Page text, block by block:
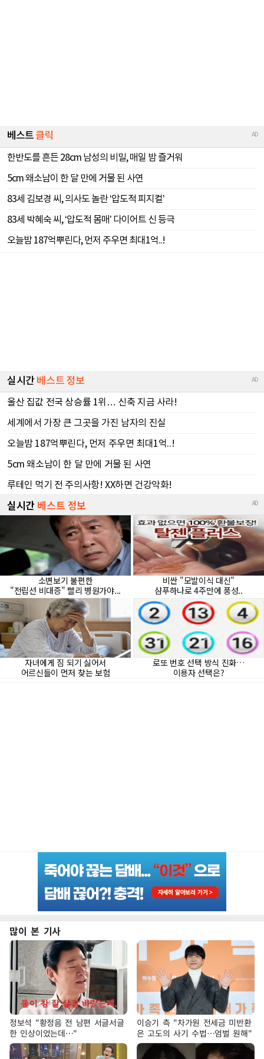
많이 본 기사
정보석 "황정음 전 남편 서글서글
한 인상이었는데…"
이승기 측 "차가원 전세금 미반환
은 고도의 사기 수법…엄벌 원해"